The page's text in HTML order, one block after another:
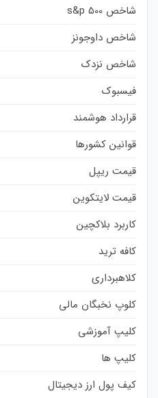
شاخص s&p 500
شاخص داوجونز
شاخص نزدک
فیسبوک
قرارداد هوشمند
قوانین کشورها
قیمت ریپل
قیمت لایتکوین
کاربرد بلاکچین
کافه ترید
کلاهبرداری
کلوپ نخبگان مالی
کلیپ آموزشی
کلیپ ها
کیف پول ارز دیجیتال